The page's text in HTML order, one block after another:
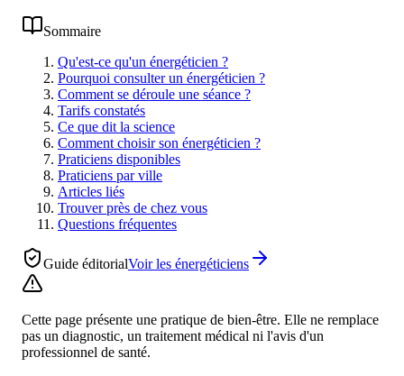
Sommaire
Qu'est-ce qu'un énergéticien ?
Pourquoi consulter un énergéticien ?
Comment se déroule une séance ?
Tarifs constatés
Ce que dit la science
Comment choisir son énergéticien ?
Praticiens disponibles
Praticiens par ville
Articles liés
Trouver près de chez vous
Questions fréquentes
Guide éditorialVoir les énergéticiens
Cette page présente une pratique de bien-être. Elle ne remplace
pas un diagnostic, un traitement médical ni l'avis d'un
professionnel de santé.